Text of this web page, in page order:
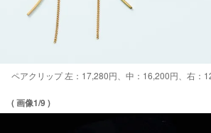
ペアクリップ 左：17,280円、中：16,200円、右：
( 画像1/9 )